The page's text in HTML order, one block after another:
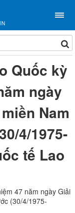
Quốc kỳ
ngày
Nam
4/1975-
tế Lao
47 năm ngày Giải
(30/4/1975-